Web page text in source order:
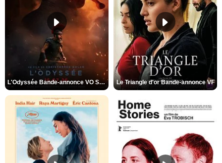
L'Odyssée Bande-annonce VO STFR Le Triangle d'or Bande-annonce VF